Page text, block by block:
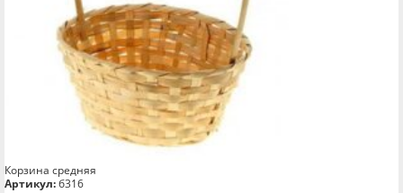
Корзина средняя
Артикул:б316